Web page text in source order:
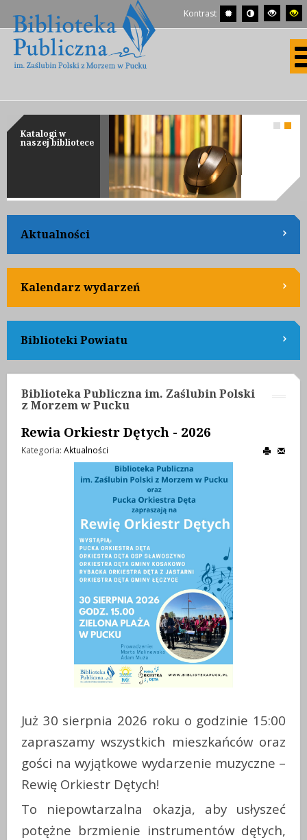
Kontrast
Katalogi w
naszej bibliotece
Aktualności
Kalendarz wydarzeń
Biblioteki Powiatu
Biblioteka Publiczna im. Zaślubin Polski
z Morzem w Pucku
Rewia Orkiestr Dętych - 2026
Kategoria: Aktualności
Już 30 sierpnia 2026 roku o godzinie 15:00
zapraszamy wszystkich mieszkańców oraz
gości na wyjątkowe wydarzenie muzyczne –
Rewię Orkiestr Dętych!
To niepowtarzalna okazja, aby usłyszeć
potężne brzmienie instrumentów dętych,